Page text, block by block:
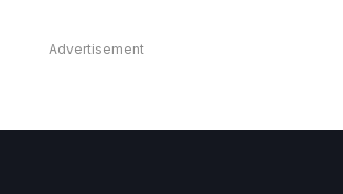
Advertisement